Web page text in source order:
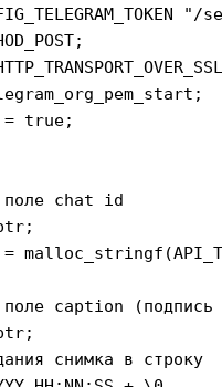
"/
true;
chat id
caption (подпись
снимка в строку